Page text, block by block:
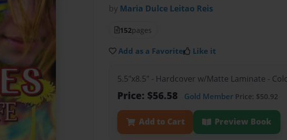
by Maria Dulce Leitao Reis
152pages
Add as a Favorite Like it
5.5"x8.5" - Hardcover w/Matte Laminate -
Price: $56.58 Gold Member Price: $50.92
Add to Cart Preview Book